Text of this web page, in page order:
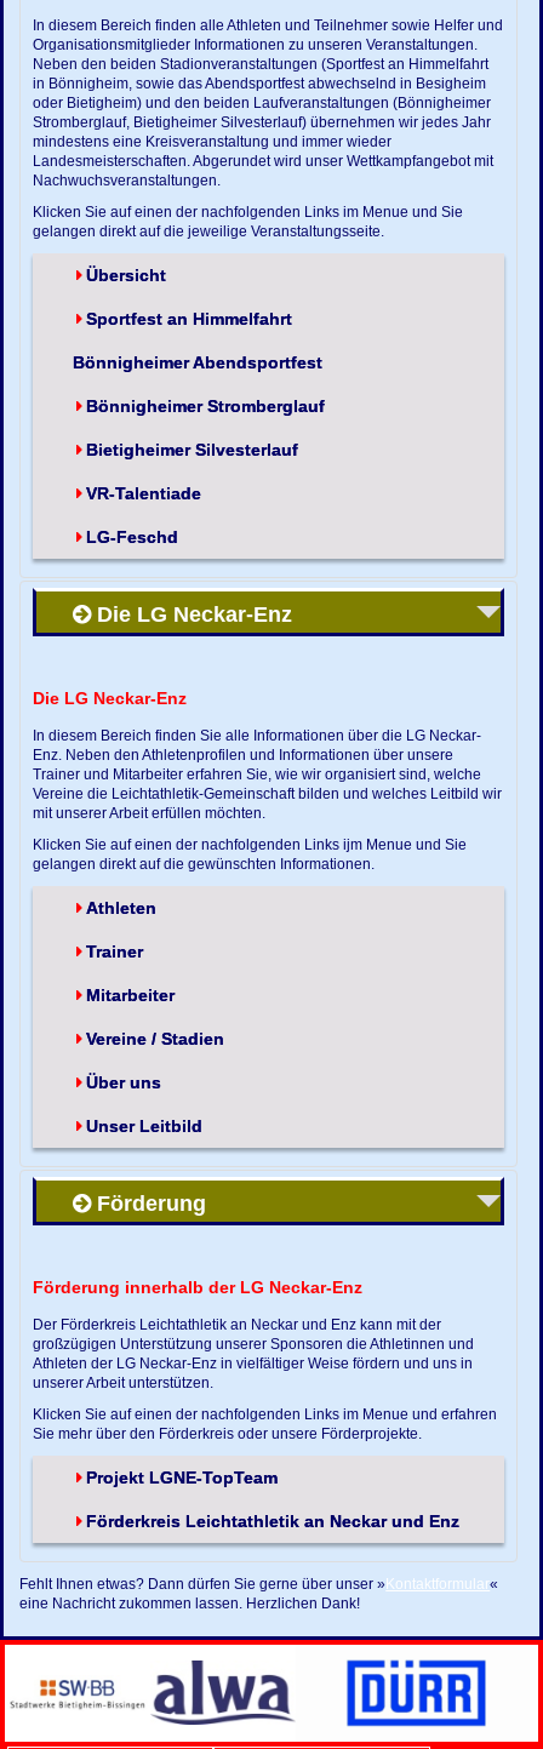
In diesem Bereich finden alle Athleten und Teilnehmer sowie Helfer und
Organisationsmitglieder Informationen zu unseren Veranstaltungen.
Neben den beiden Stadionveranstaltungen (Sportfest an Himmelfahrt
in Bönnigheim, sowie das Abendsportfest abwechselnd in Besigheim
oder Bietigheim) und den beiden Laufveranstaltungen (Bönnigheimer
Stromberglauf, Bietigheimer Silvesterlauf) übernehmen wir jedes Jahr
mindestens eine Kreisveranstaltung und immer wieder
Landesmeisterschaften. Abgerundet wird unser Wettkampfangebot mit
Nachwuchsveranstaltungen.
Klicken Sie auf einen der nachfolgenden Links im Menue und Sie
gelangen direkt auf die jeweilige Veranstaltungsseite.
Übersicht
Sportfest an Himmelfahrt
Bönnigheimer Abendsportfest
Bönnigheimer Stromberglauf
Bietigheimer Silvesterlauf
VR-Talentiade
LG-Feschd
Die LG Neckar-Enz
Die LG Neckar-Enz
In diesem Bereich finden Sie alle Informationen über die LG Neckar-
Enz. Neben den Athletenprofilen und Informationen über unsere
Trainer und Mitarbeiter erfahren Sie, wie wir organisiert sind, welche
Vereine die Leichtathletik-Gemeinschaft bilden und welches Leitbild wir
mit unserer Arbeit erfüllen möchten.
Klicken Sie auf einen der nachfolgenden Links ijm Menue und Sie
gelangen direkt auf die gewünschten Informationen.
Athleten
Trainer
Mitarbeiter
Vereine / Stadien
Über uns
Unser Leitbild
Förderung
Förderung innerhalb der LG Neckar-Enz
Der Förderkreis Leichtathletik an Neckar und Enz kann mit der
großzügigen Unterstützung unserer Sponsoren die Athletinnen und
Athleten der LG Neckar-Enz in vielfältiger Weise fördern und uns in
unserer Arbeit unterstützen.
Klicken Sie auf einen der nachfolgenden Links im Menue und erfahren
Sie mehr über den Förderkreis oder unsere Förderprojekte.
Projekt LGNE-TopTeam
Förderkreis Leichtathletik an Neckar und Enz
Fehlt Ihnen etwas? Dann dürfen Sie gerne über unser »Kontaktformular«
eine Nachricht zukommen lassen. Herzlichen Dank!